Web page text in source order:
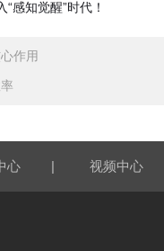
感知觉醒”时代！
作用
心 | 视频中心